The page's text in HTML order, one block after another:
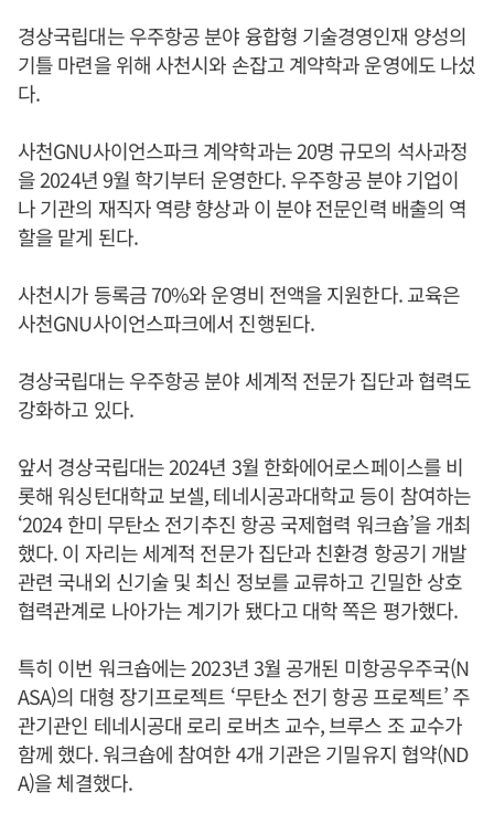
경상국립대는 우주항공 분야 융합형 기술경영인재 양성의
기틀 마련을 위해 사천시와 손잡고 계약학과 운영에도 나섰
다.
사천GNU사이언스파크 계약학과는 20명 규모의 석사과정
을 2024년 9월 학기부터 운영한다. 우주항공 분야 기업이
나 기관의 재직자 역량 향상과 이 분야 전문인력 배출의 역
할을 맡게 된다.
사천시가 등록금 70%와 운영비 전액을 지원한다. 교육은
사천GNU사이언스파크에서 진행된다.
경상국립대는 우주항공 분야 세계적 전문가 집단과 협력도
강화하고 있다.
앞서 경상국립대는 2024년 3월 한화에어로스페이스를 비
롯해 워싱턴대학교 보셀, 테네시공과대학교 등이 참여하는
‘2024 한미 무탄소 전기추진 항공 국제협력 워크숍’을 개최
했다. 이 자리는 세계적 전문가 집단과 친환경 항공기 개발
관련 국내외 신기술 및 최신 정보를 교류하고 긴밀한 상호
협력관계로 나아가는 계기가 됐다고 대학 쪽은 평가했다.
특히 이번 워크숍에는 2023년 3월 공개된 미항공우주국(N
ASA)의 대형 장기프로젝트 ‘무탄소 전기 항공 프로젝트’ 주
관기관인 테네시공대 로리 로버츠 교수, 브루스 조 교수가
함께 했다. 워크숍에 참여한 4개 기관은 기밀유지 협약(ND
A)을 체결했다.